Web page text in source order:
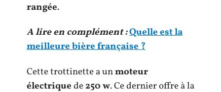
rangée.
A lire en complément :Quelle est la
meilleure bière française ?
Cette trottinette a unmoteur
électriquede250 w. Ce dernier offre à la